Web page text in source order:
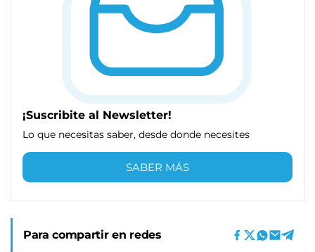
¡Suscribite al Newsletter!
Lo que necesitas saber, desde donde necesites
SABER MÁS
Para compartir en redes